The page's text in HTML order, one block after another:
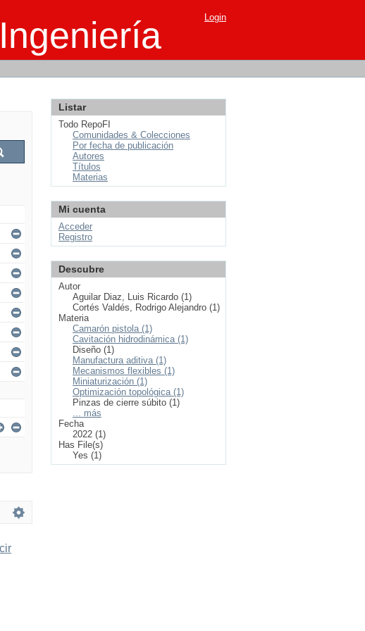
Login
Listar
Todo RepoFI
Comunidades & Colecciones
Por fecha de publicación
Autores
Títulos
Materias
Mi cuenta
Acceder
Registro
Descubre
Autor
Aguilar Diaz, Luis Ricardo (1)
Cortés Valdés, Rodrigo Alejandro (1)
Materia
Camarón pistola (1)
Cavitación hidrodinámica (1)
Diseño (1)
Manufactura aditiva (1)
Mecanismos flexibles (1)
Miniaturización (1)
Optimización topológica (1)
Pinzas de cierre súbito (1)
... más
Fecha
2022 (1)
Has File(s)
Yes (1)